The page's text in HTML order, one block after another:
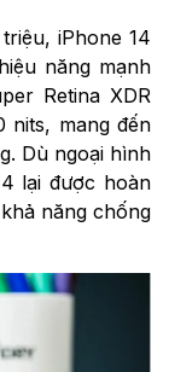
iPhone 14
năng mạnh
Retina XDR
nits, mang đến
Dù ngoại hình
lại được hoàn
năng chống